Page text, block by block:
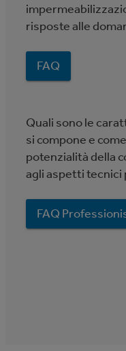
risposte alle
FAQ
Quali sono le
si compone e
potenzialità della
agli aspetti
FAQ